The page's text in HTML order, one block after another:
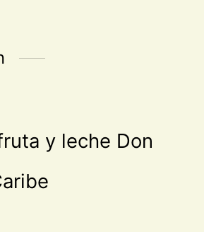
y leche Don